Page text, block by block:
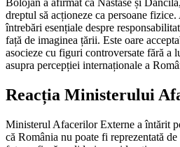
Bolojan a afirmat că Năstase și
dreptul să acționeze ca persoane
întrebări esențiale despre
față de imaginea țării. Este oare
asocieze cu figuri controversate fără a
asupra percepției internaționale a
Reacția Ministerului
Ministerul Afacerilor Externe a întărit
că România nu poate fi reprezentată